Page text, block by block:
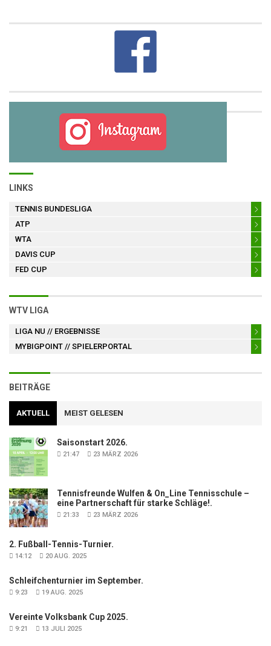
LINKS
TENNIS BUNDESLIGA
ATP
WTA
DAVIS CUP
FED CUP
WTV LIGA
LIGA NU // ERGEBNISSE
MYBIGPOINT // SPIELERPORTAL
BEITRÄGE
AKTUELL MEIST GELESEN
Saisonstart 2026.
21:47 23 MÄRZ 2026
Tennisfreunde Wulfen & On_Line Tennisschule –
eine Partnerschaft für starke Schläge!.
21:33 23 MÄRZ 2026
2. Fußball-Tennis-Turnier.
14:12 20 AUG. 2025
Schleifchenturnier im September.
9:23 19 AUG. 2025
Vereinte Volksbank Cup 2025.
9:21 13 JULI 2025